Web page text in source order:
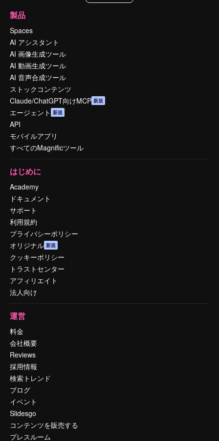
製品
Spaces
AI アシスタント
AI 画像生成ツール
AI 動画生成ツール
AI 音声合成ツール
ストックコンテンツ
Claude/ChatGPT向けMCP 新規
エージェント 新規
API
モバイルアプリ
すべてのMagnificツール
はじめに
Academy
ドキュメント
サポート
利用規約
プライバシーポリシー
オリジナル 新規
クッキーポリシー
トラストセンター
アフィリエイト
法人向け
運営
料金
会社概要
Reviews
採用情報
検索トレンド
ブログ
イベント
Slidesgo
コンテンツを販売する
プレスルーム